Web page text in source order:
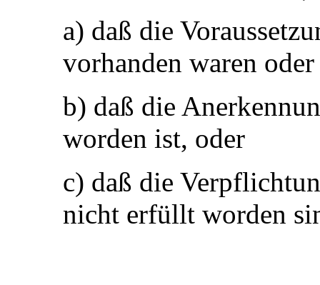
a) daß die
vorhanden waren
b) daß die
worden ist, oder
c) daß die
nicht erfüllt worden